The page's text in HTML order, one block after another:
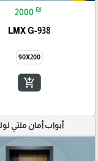
2000 ₪
LMX G-938
90X200
add_shopping_cart
أبواب أمان ملتي